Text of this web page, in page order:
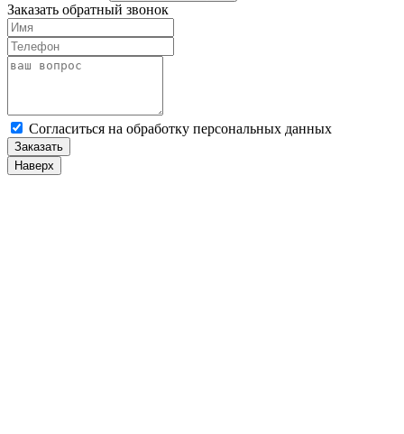
Заказать обратный звонок
Cогласиться на обработку персональных данных
Заказать
Наверх